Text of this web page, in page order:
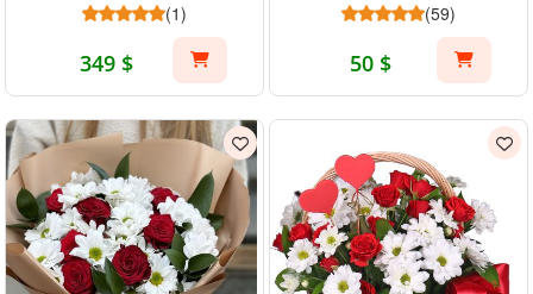
(1)
349 $
(59)
50 $